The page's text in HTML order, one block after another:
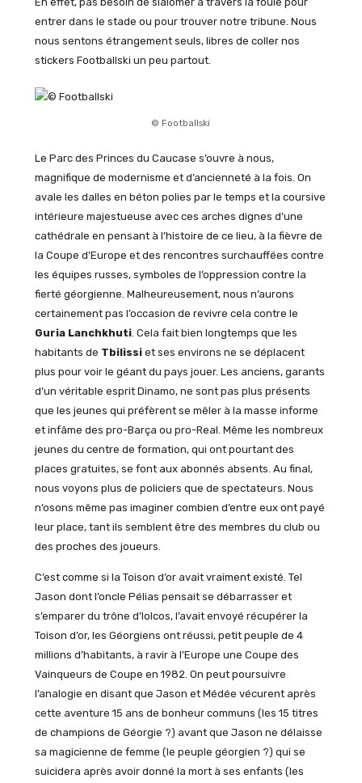
entrer dans le stade ou pour trouver notre tribune. Nous
nous sentons étrangement seuls, libres de coller nos
stickers Footballski un peu partout.
© Footballski
Le Parc des Princes du Caucase s’ouvre à nous,
magnifique de modernisme et d’ancienneté à la fois. On
avale les dalles en béton polies par le temps et la coursive
intérieure majestueuse avec ces arches dignes d’une
cathédrale en pensant à l’histoire de ce lieu, à la fièvre de
la Coupe d’Europe et des rencontres surchauffées contre
les équipes russes, symboles de l’oppression contre la
fierté géorgienne. Malheureusement, nous n’aurons
certainement pas l’occasion de revivre cela contre le
Guria Lanchkhuti. Cela fait bien longtemps que les
habitants de Tbilissiet ses environs ne se déplacent
plus pour voir le géant du pays jouer. Les anciens, garants
d’un véritable esprit Dinamo, ne sont pas plus présents
que les jeunes qui préfèrent se mêler à la masse informe
et infâme des pro-Barça ou pro-Real. Même les nombreux
jeunes du centre de formation, qui ont pourtant des
places gratuites, se font aux abonnés absents. Au final,
nous voyons plus de policiers que de spectateurs. Nous
n’osons même pas imaginer combien d’entre eux ont payé
leur place, tant ils semblent être des membres du club ou
des proches des joueurs.
C’est comme si la Toison d’or avait vraiment existé. Tel
Jason dont l’oncle Pélias pensait se débarrasser et
s’emparer du trône d’Iolcos, l’avait envoyé récupérer la
Toison d’or, les Géorgiens ont réussi, petit peuple de 4
millions d’habitants, à ravir à l’Europe une Coupe des
Vainqueurs de Coupe en 1982. On peut poursuivre
l’analogie en disant que Jason et Médée vécurent après
cette aventure 15 ans de bonheur communs (les 15 titres
de champions de Géorgie ?) avant que Jason ne délaisse
sa magicienne de femme (le peuple géorgien ?) qui se
suicidera après avoir donné la mort à ses enfants (les